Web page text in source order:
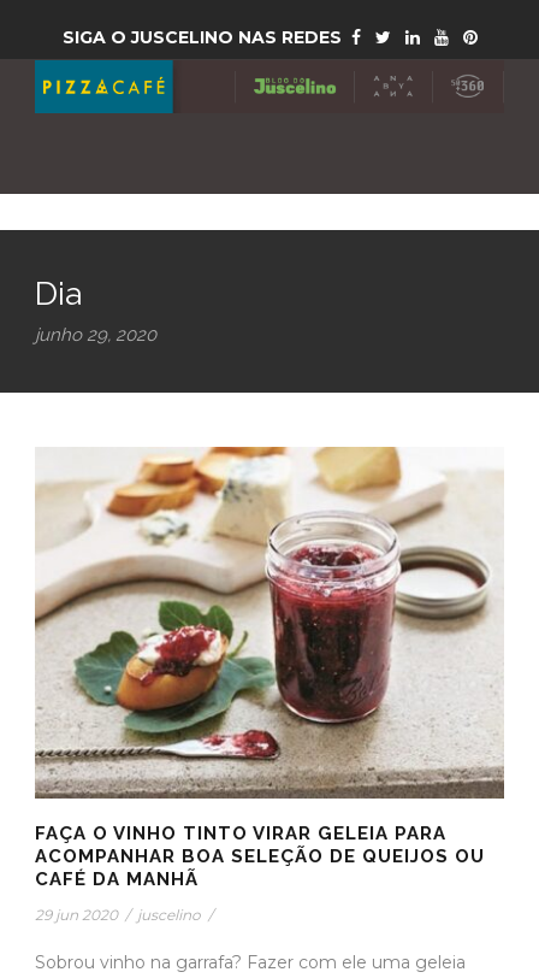
SIGA O JUSCELINO NAS REDES
Dia
junho 29, 2020
FAÇA O VINHO TINTO VIRAR GELEIA PARA
ACOMPANHAR BOA SELEÇÃO DE QUEIJOS OU
CAFÉ DA MANHÃ
29 jun 2020 / juscelino /
Sobrou vinho na garrafa? Fazer com ele uma geleia